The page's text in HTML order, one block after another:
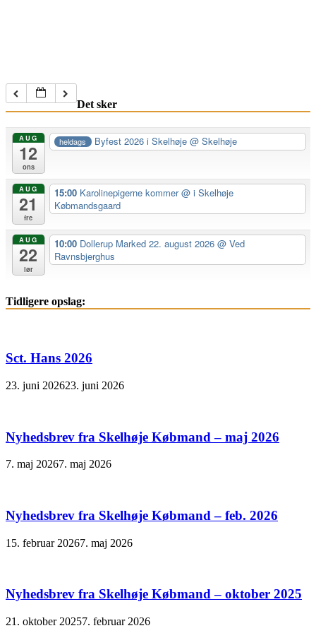
Det sker
AUG
12
ons
heldags Byfest 2026 i Skelhøje@ Skelhøje
AUG
21
fre
15:00 Karolinepigerne kommer@ i Skelhøje
Købmandsgaard
AUG
22
lør
10:00 Dollerup Marked 22. august 2026 @ Ved
Ravnsbjerghus
Tidligere opslag:
Sct. Hans 2026
23. juni 202623. juni 2026
Nyhedsbrev fra Skelhøje Købmand – maj 2026
7. maj 20267. maj 2026
Nyhedsbrev fra Skelhøje Købmand – feb. 2026
15. februar 20267. maj 2026
Nyhedsbrev fra Skelhøje Købmand – oktober 2025
21. oktober 20257. februar 2026